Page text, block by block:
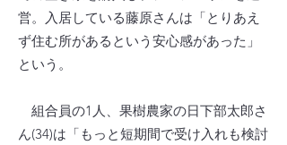
営。入居している藤原さんは「とりあえ
ず住む所があるという安心感があった」
という。
組合員の1人、果樹農家の日下部太郎さ
ん(34)は「もっと短期間で受け入れも検討